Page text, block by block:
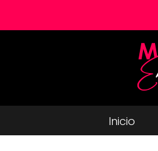
Inicio